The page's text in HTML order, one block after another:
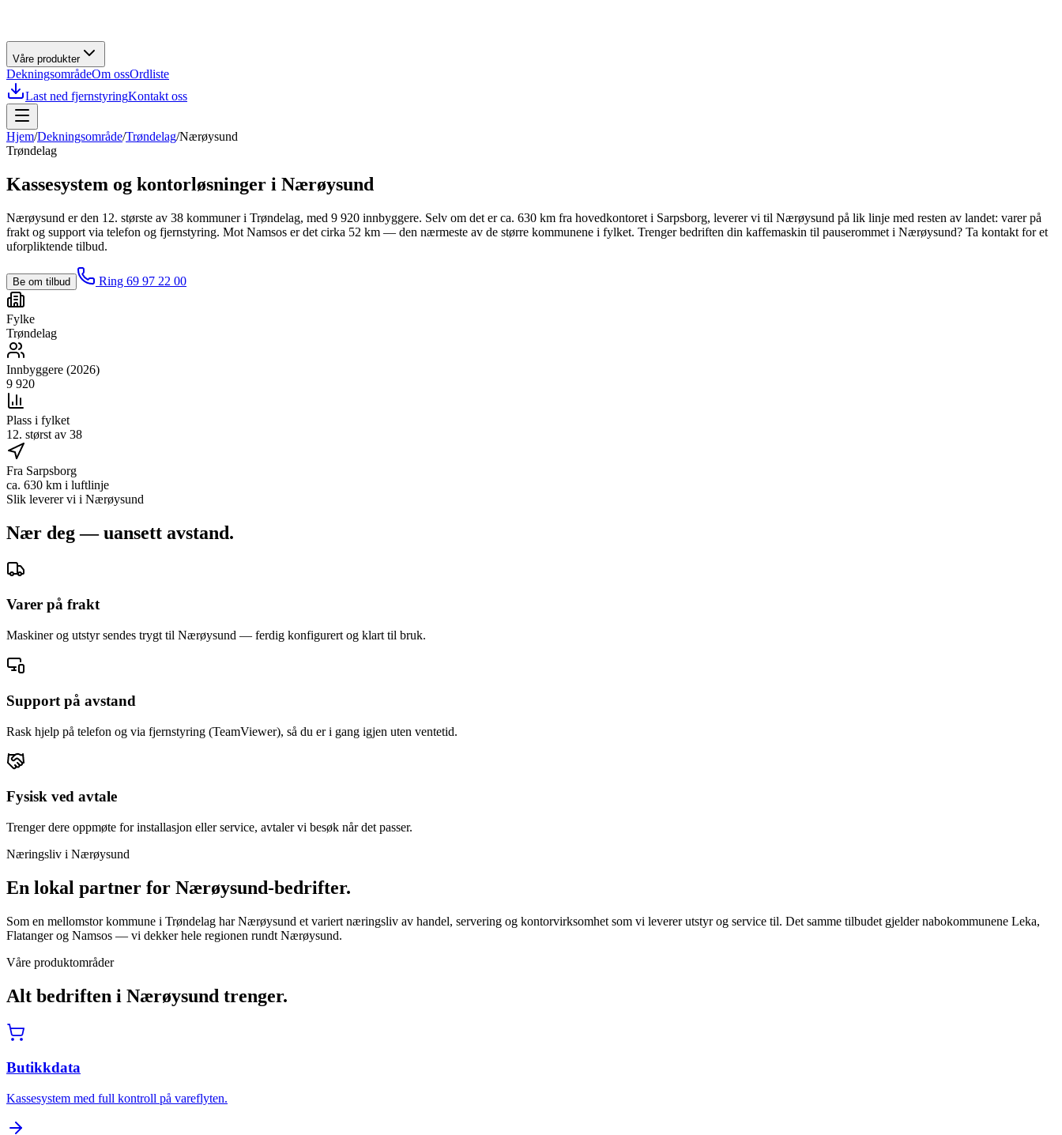
Våre produkter
DekningsområdeOm ossOrdliste
Last ned fjernstyringKontakt oss
Hjem/Dekningsområde/Trøndelag/Nærøysund
Trøndelag
Kassesystem og kontorløsninger i Nærøysund
Nærøysund er den 12. største av 38 kommuner i Trøndelag, med 9 920 innbyggere. Selv om det er ca. 630 km fra hovedkontoret i Sarpsborg, leverer vi til Nærøysund på lik linje med resten av landet: varer på
frakt og support via telefon og fjernstyring. Mot Namsos er det cirka 52 km — den nærmeste av de større kommunene i fylket. Trenger bedriften din kaffemaskin til pauserommet i Nærøysund? Ta kontakt for et
uforpliktende tilbud.
Be om tilbud Ring 69 97 22 00
Fylke
Trøndelag
Innbyggere (2026)
9 920
Plass i fylket
12. størst av 38
Fra Sarpsborg
ca. 630 km i luftlinje
Slik leverer vi i Nærøysund
Nær deg — uansett avstand.
Varer på frakt
Maskiner og utstyr sendes trygt til Nærøysund — ferdig konfigurert og klart til bruk.
Support på avstand
Rask hjelp på telefon og via fjernstyring (TeamViewer), så du er i gang igjen uten ventetid.
Fysisk ved avtale
Trenger dere oppmøte for installasjon eller service, avtaler vi besøk når det passer.
Næringsliv i Nærøysund
En lokal partner for Nærøysund-bedrifter.
Som en mellomstor kommune i Trøndelag har Nærøysund et variert næringsliv av handel, servering og kontorvirksomhet som vi leverer utstyr og service til. Det samme tilbudet gjelder nabokommunene Leka,
Flatanger og Namsos — vi dekker hele regionen rundt Nærøysund.
Våre produktområder
Alt bedriften i Nærøysund trenger.
Butikkdata
Kassesystem med full kontroll på vareflyten.